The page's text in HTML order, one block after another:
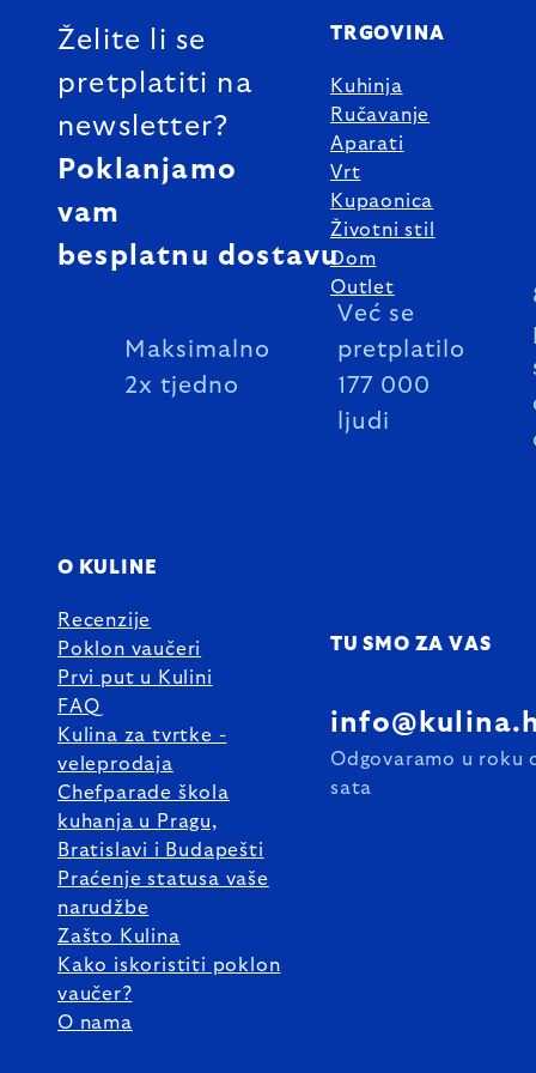
Želite li se
pretplatiti na
newsletter?
Poklanjamo
vam
besplatnu dostavu
Maksimalno
2x tjedno
Već se
pretplatilo
177 000
ljudi
TRGOVINA
Kuhinja
Ručavanje
Aparati
Vrt
Kupaonica
Životni stil
Dom
Outlet
O KULINE
Recenzije
Poklon vaučeri
Prvi put u Kulini
FAQ
Kulina za tvrtke -
veleprodaja
Chefparade škola
kuhanja u Pragu,
Bratislavi i Budapešti
Praćenje statusa vaše
narudžbe
Zašto Kulina
Kako iskoristiti poklon
vaučer?
O nama
TU SMO ZA VAS
Odgovaramo u roku
sata